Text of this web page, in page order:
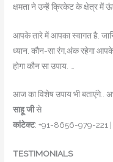
क्षमता ने उन्हें क्रिकेट के क्षेत्र में
आपके तारे में आपका स्वागत है.
ध्यान. कौन-सा रंग,अंक रहेगा
होगा कौन सा उपाय. …
आज का विशेष उपाय भी बताएंगे..
साहू जीसे
कांटेक्ट: +91-8656-979-221
TESTIMONIALS